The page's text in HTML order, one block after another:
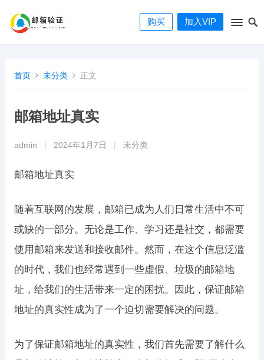
购买 加入VIP
首页 未分类 正文
邮箱地址真实
admin 2024年1月7日 未分类
邮箱地址真实
随着互联网的发展，邮箱已成为人们日常生活中不可
或缺的一部分。无论是工作、学习还是社交，都需要
使用邮箱来发送和接收邮件。然而，在这个信息泛滥
的时代，我们也经常遇到一些虚假、垃圾的邮箱地
址，给我们的生活带来一定的困扰。因此，保证邮箱
地址的真实性成为了一个迫切需要解决的问题。
为了保证邮箱地址的真实性，我们首先需要了解什么